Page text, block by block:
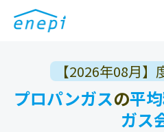
【2026年08月
プロパンガスの平
ガス